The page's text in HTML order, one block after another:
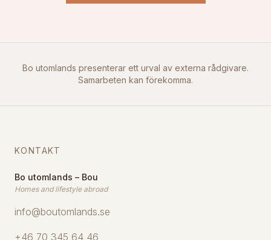
Bo utomlands presenterar ett urval av externa rådgivare.
Samarbeten kan förekomma.
KONTAKT
Bo utomlands – Bou
Homes and lifestyle abroad
info@boutomlands.se
+46 70 345 64 46